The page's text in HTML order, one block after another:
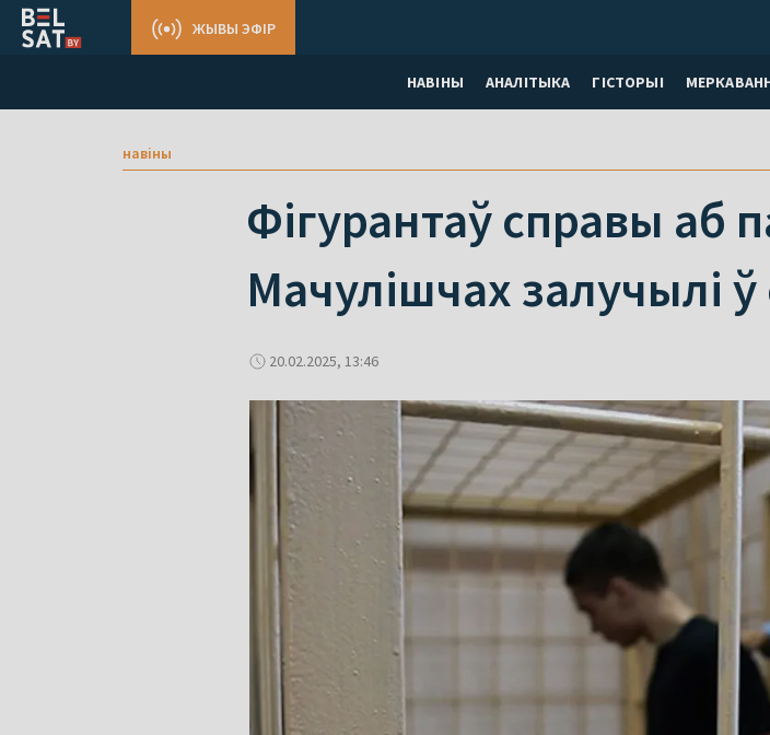
НАВІНЫ АНАЛІТЫКА ГІСТОРЫІ
ЖЫВЫ ЭФІР
навіны
Фігурантаў справы аб
Мачулішчах залучылі ў
20.02.2025, 13:46